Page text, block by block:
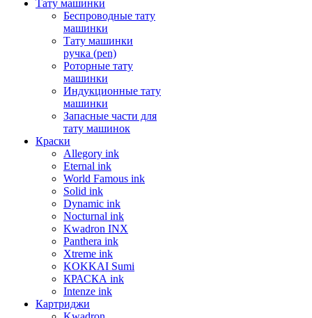
Тату машинки
Беспроводные тату
машинки
Тату машинки
ручка (pen)
Роторные тату
машинки
Индукционные тату
машинки
Запасные части для
тату машинок
Краски
Allegory ink
Eternal ink
World Famous ink
Solid ink
Dynamic ink
Nocturnal ink
Kwadron INX
Panthera ink
Xtreme ink
KOKKAI Sumi
КРАСКА ink
Intenze ink
Картриджи